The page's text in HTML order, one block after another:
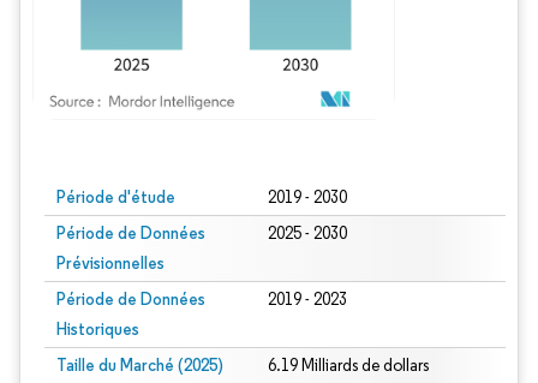
Période d'étude 2019 - 2030
Période de Données
Prévisionnelles
2025 - 2030
Période de Données
Historiques
2019 - 2023
Taille du Marché (2025) 6.19 Milliards de dollars